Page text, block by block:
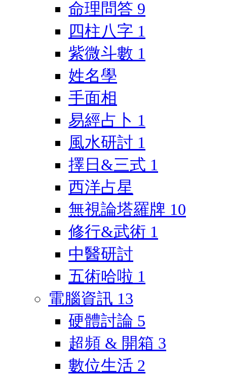
命理問答 9
四柱八字 1
紫微斗數 1
姓名學
手面相
易經占卜 1
風水研討 1
擇日&三式 1
西洋占星
無視論塔羅牌 10
修行&武術 1
中醫研討
五術哈啦 1
電腦資訊 13
硬體討論 5
超頻 & 開箱 3
數位生活 2